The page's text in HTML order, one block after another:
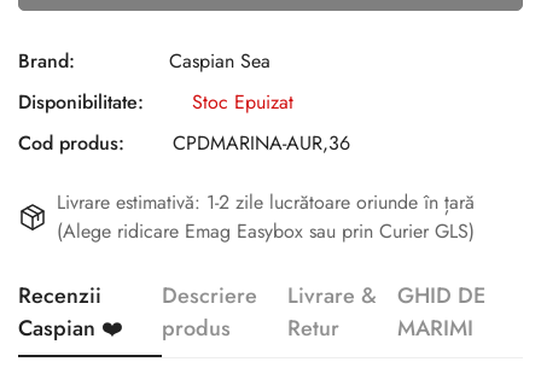
Brand:
Caspian Sea
Disponibilitate:
Stoc Epuizat
Cod produs:
CPDMARINA-AUR,36
Livrare estimativă: 1-2 zile lucrătoare oriunde în țară
(Alege ridicare Emag Easybox sau prin Curier GLS)
Recenzii
Caspian ❤️
Descriere
produs
Livrare &
Retur
GHID DE
MARIMI